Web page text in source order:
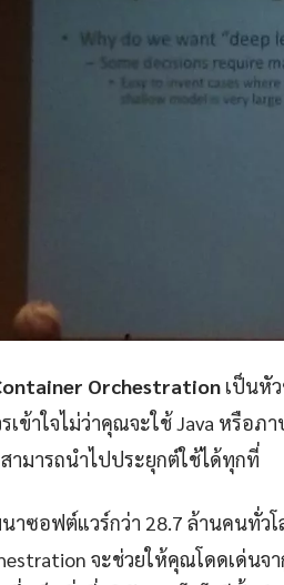
Orchestration เป็นหั
ข้าใจไม่ว่าคุณจะใช้ Java หรือภ
ามารถนำไปประยุกต์ใช้ได้ทุกที่
ซอฟต์แวร์กว่า 28.7 ล้านคนทั่วโล
จะช่วยให้คุณโดดเด่นจ